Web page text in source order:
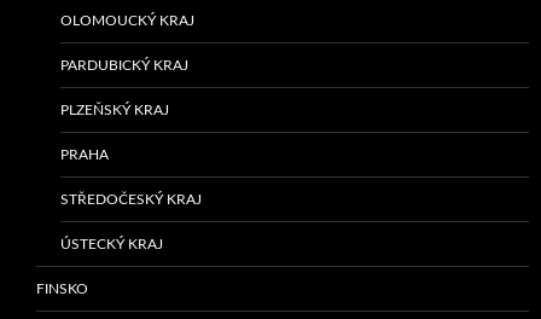
OLOMOUCKÝ KRAJ
PARDUBICKÝ KRAJ
PLZEŇSKÝ KRAJ
PRAHA
STŘEDOČESKÝ KRAJ
ÚSTECKÝ KRAJ
FINSKO